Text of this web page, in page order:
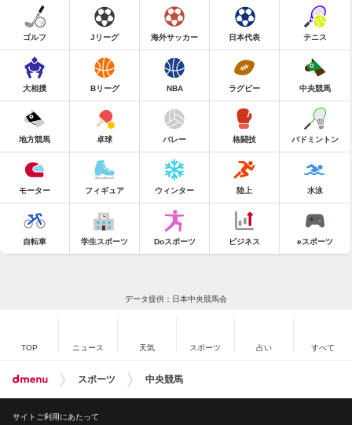
ゴルフ Jリーグ 海外サッカー 日本代表 テニス
大相撲 Bリーグ NBA ラグビー 中央競馬
地方競馬 卓球 バレー 格闘技 バドミントン
モーター フィギュア ウィンター 陸上 水泳
自転車 学生スポーツ Doスポーツ ビジネス eスポーツ
データ提供：日本中央競馬会
TOP ニュース 天気 スポーツ 占い すべて
スポーツ 中央競馬
サイトご利用にあたって